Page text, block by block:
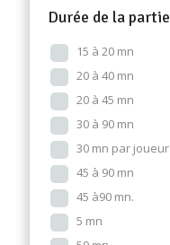
Durée de la partie
15 à 20 mn
20 à 40 mn
20 à 45 mn
30 à 90 mn
30 mn par joueur
45 à 90 mn
45 à90 mn.
5 mn